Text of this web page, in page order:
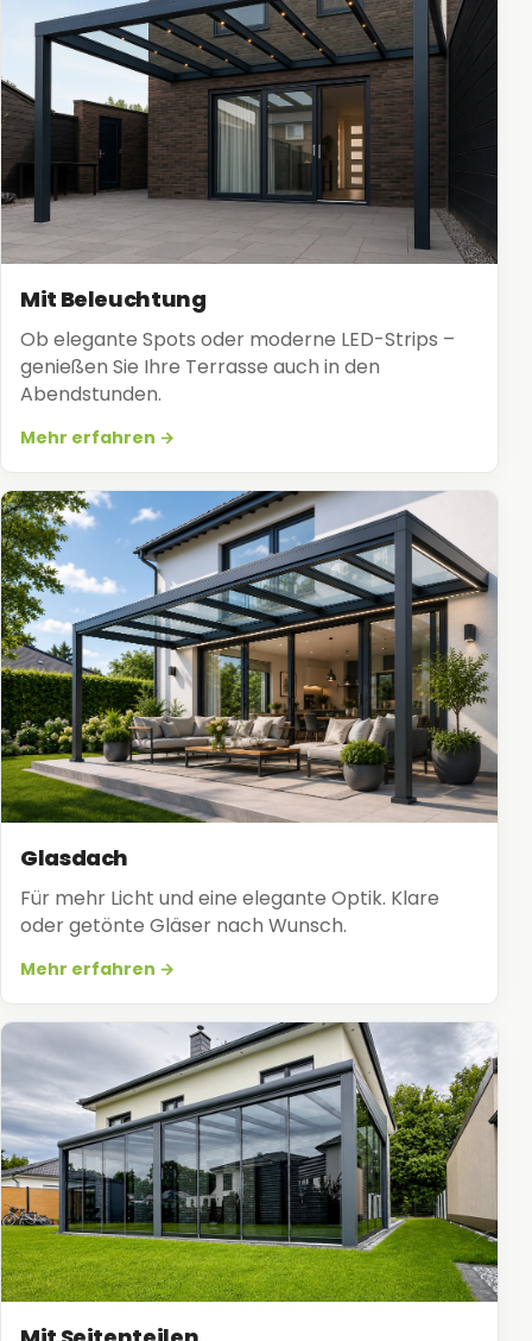
Mit Beleuchtung
Ob elegante Spots oder moderne LED-Strips –
genießen Sie Ihre Terrasse auch in den
Abendstunden.
Mehr erfahren →
Glasdach
Für mehr Licht und eine elegante Optik. Klare
oder getönte Gläser nach Wunsch.
Mehr erfahren →